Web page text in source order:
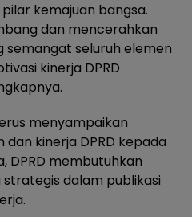
kemajuan bangsa.
dan mencerahkan
semangat seluruh elemen
kinerja DPRD
menyampaikan
kinerja DPRD kepada
DPRD membutuhkan
dalam publikasi